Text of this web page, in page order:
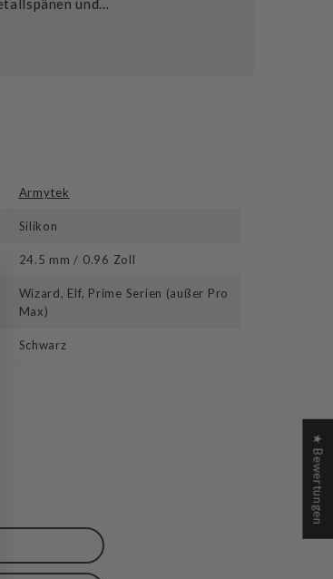
und…
Armytek
Silikon
24.5 mm / 0.96 Zoll
Wizard, Elf, Prime Serien (außer Pro
Max)
Schwarz
★ Bewertungen